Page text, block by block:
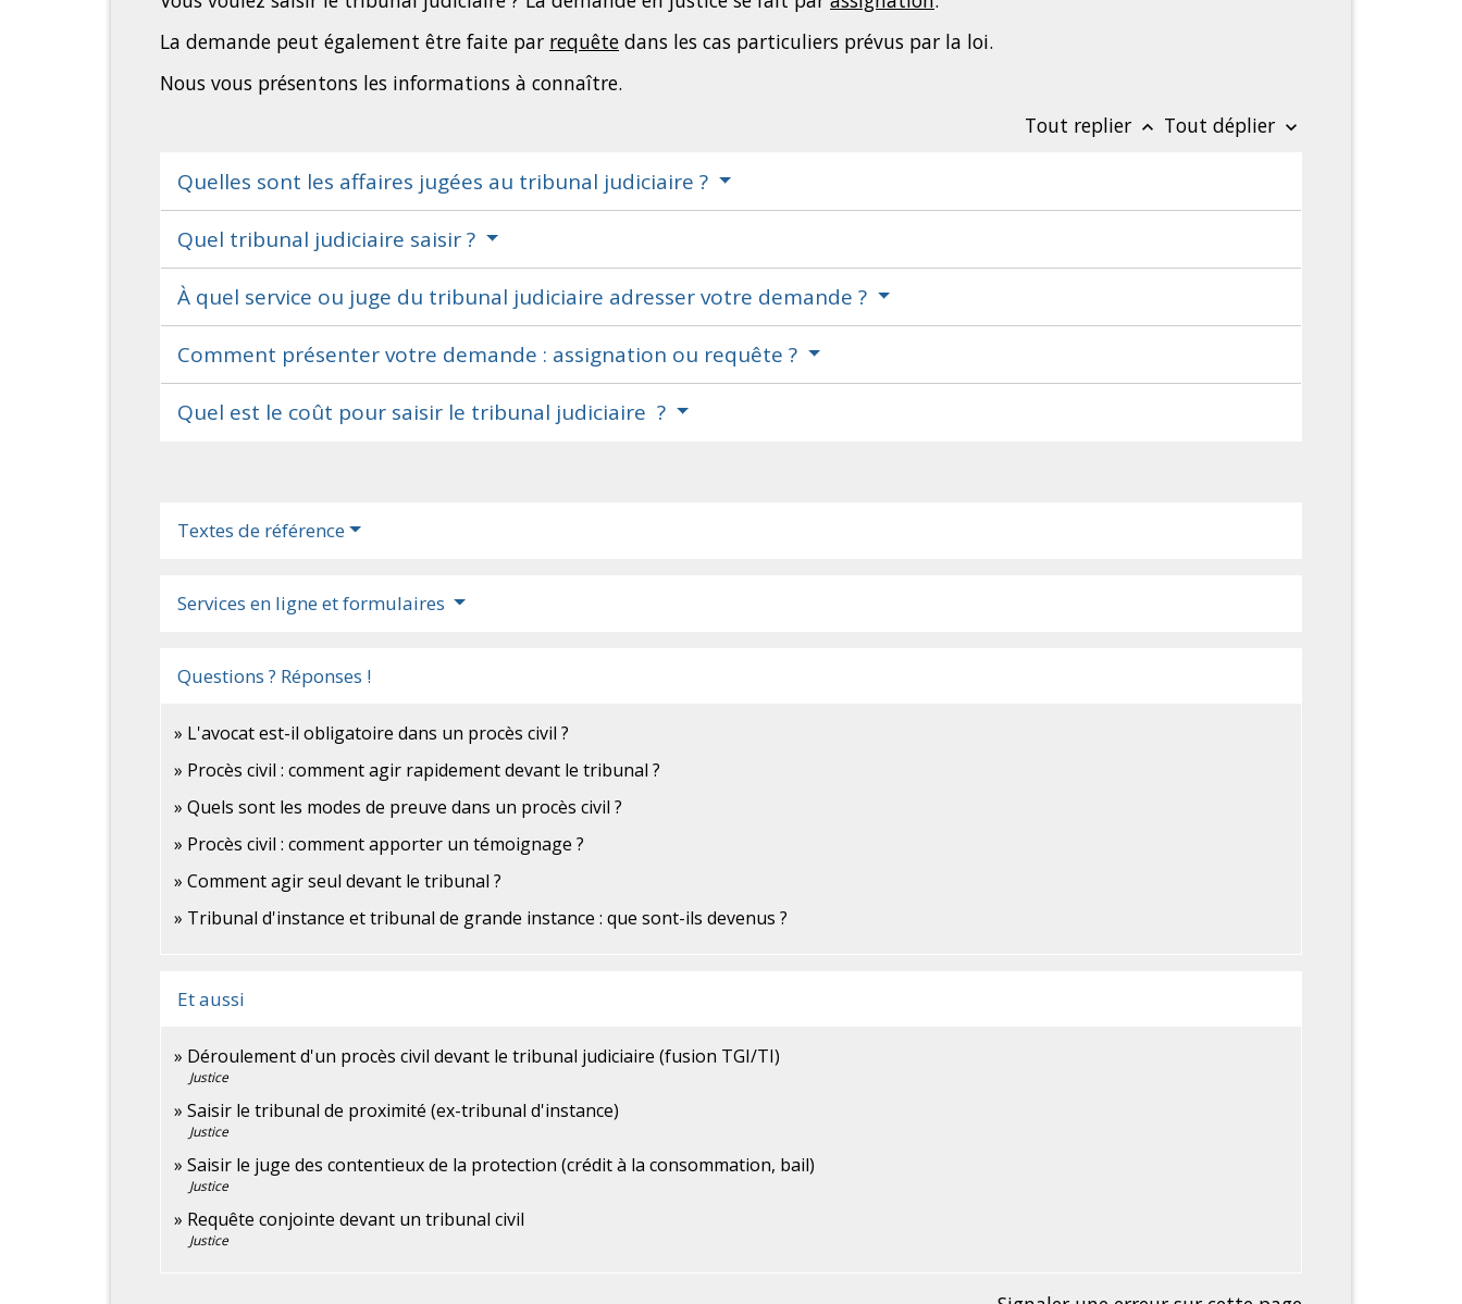
La demande peut également être faite par requête dans les cas particuliers prévus par la loi.
Nous vous présentons les informations à connaître.
Tout replier keyboard_arrow_up Tout déplier keyboard_arrow_down
Quelles sont les affaires jugées au tribunal judiciaire ?
Quel tribunal judiciaire saisir ?
À quel service ou juge du tribunal judiciaire adresser votre demande ?
Comment présenter votre demande : assignation ou requête ?
Quel est le coût pour saisir le tribunal judiciaire ?
Textes de référence
Services en ligne et formulaires
Questions ? Réponses !
L'avocat est-il obligatoire dans un procès civil ?
Procès civil : comment agir rapidement devant le tribunal ?
Quels sont les modes de preuve dans un procès civil ?
Procès civil : comment apporter un témoignage ?
Comment agir seul devant le tribunal ?
Tribunal d'instance et tribunal de grande instance : que sont-ils devenus ?
Et aussi
Déroulement d'un procès civil devant le tribunal judiciaire (fusion TGI/TI)
Justice
Saisir le tribunal de proximité (ex-tribunal d'instance)
Justice
Saisir le juge des contentieux de la protection (crédit à la consommation, bail)
Justice
Requête conjointe devant un tribunal civil
Justice